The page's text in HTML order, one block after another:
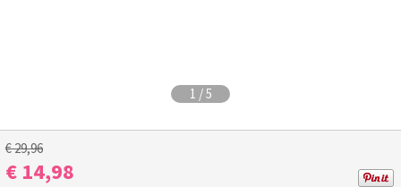
1 /5
€ 29,96
€ 14,98